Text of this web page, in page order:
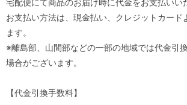
宅配便にて商品のお届け時に代金をお支払いい
お支払い方法は、現金払い、クレジットカード
ます。
※離島部、山間部などの一部の地域では代金引
場合がございます。
【代金引換手数料】